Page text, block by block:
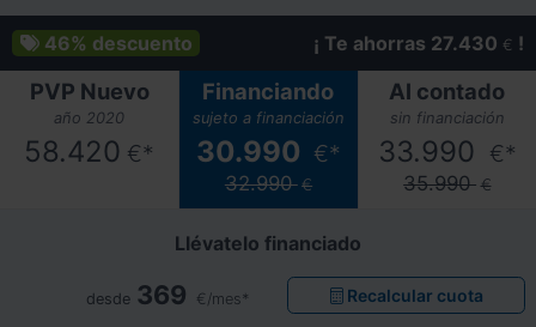
46% descuento ¡ Te ahorras 27.430 € !
PVP Nuevo
año 2020
58.420 €*
Financiando
sujeto a financiación
30.990 €*
32.990 €
Al contado
sin financiación
33.990 €*
35.990 €
Llévatelo financiado
desde 369 €/mes* Recalcular cuota